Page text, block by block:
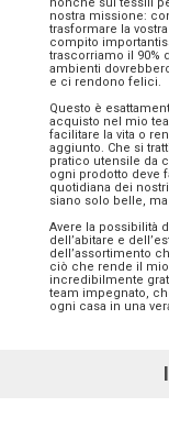
nostra missione:
trasformare la
compito
trascorriamo il 90%
ambienti
e ci rendono felici.
Questo è
acquisto nel mio
facilitare la vita o
aggiunto. Che si
pratico utensile da
ogni prodotto deve
quotidiana dei
siano solo belle,
Avere la possibilità
dell’abitare e
dell’assortimento
ciò che rende il
incredibilmente
team impegnato,
ogni casa in una